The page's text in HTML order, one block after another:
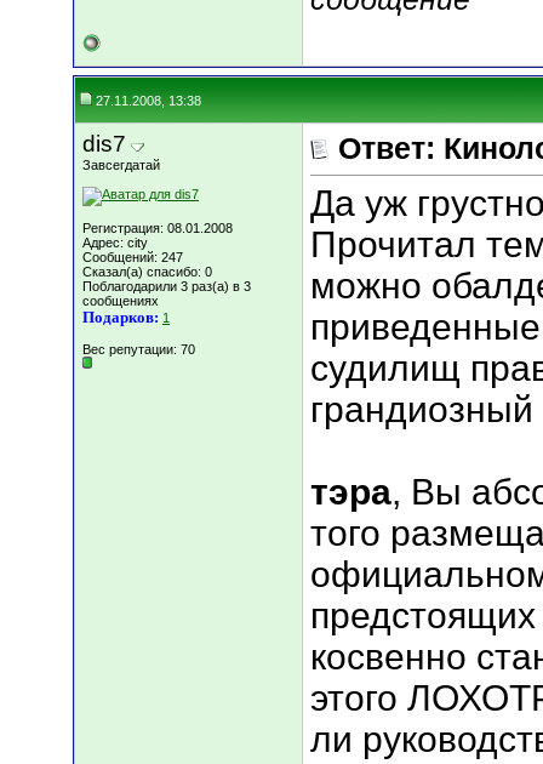
27.11.2008, 13:38
dis7
Завсегдатай
Регистрация: 08.01.2008
Адрес: city
Сообщений: 247
Сказал(а) спасибо: 0
Поблагодарили 3 раз(а) в 3
сообщениях
Подарков: 1
Вес репутации: 70
Ответ:
Да уж
Прочитал
можно
судилищ
тэра, Вы
того
косвенно
этого
ли